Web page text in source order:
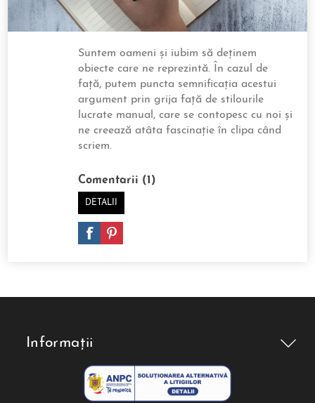
Suntem oameni și iubim să deținem
obiecte care ne reprezintă. În cazul de
față, putem puncta semnificația acestui
argument prin grija față de stilourile
lucrate manual, care se contopesc cu noi și
ne creează atâta fascinație în clipa când
scriem.
Comentarii (1)
DETALII
Informații